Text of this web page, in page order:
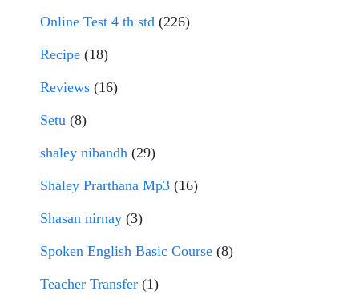
Online Test 4 th std (226)
Recipe (18)
Reviews (16)
Setu (8)
shaley nibandh (29)
Shaley Prarthana Mp3 (16)
Shasan nirnay (3)
Spoken English Basic Course (8)
Teacher Transfer (1)